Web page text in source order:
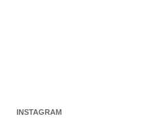
INSTAGRAM